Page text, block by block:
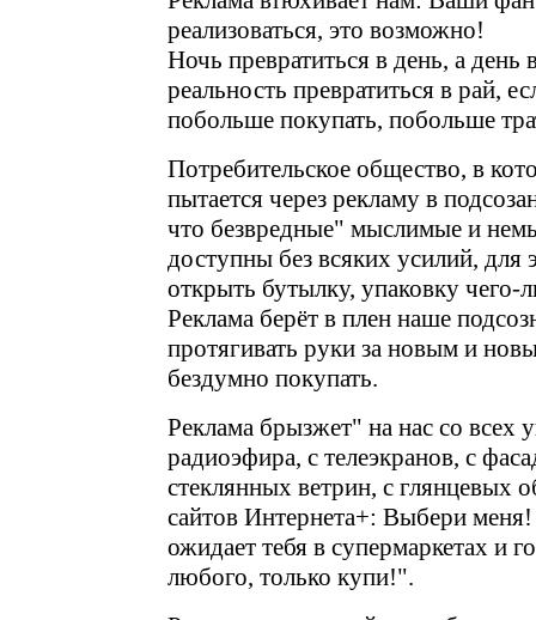
реализоваться, это возможно!
Ночь превратиться в день, а
реальность превратиться в рай,
побольше покупать, побольше
Потребительское общество, в
пытается через рекламу в
что безвредные" мыслимые и
доступны без всяких усилий, для
открыть бутылку, упаковку чего-
Реклама берёт в плен наше
протягивать руки за новым и
бездумно покупать.
Реклама брызжет" на нас со всех
радиоэфира, с телеэкранов, с
стеклянных ветрин, с глянцевых
сайтов Интернета+: Выбери
ожидает тебя в супермаркетах и
любого, только купи!".